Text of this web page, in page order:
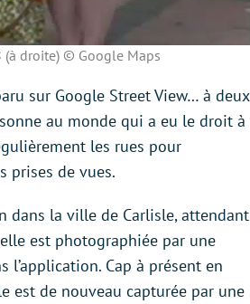
(à droite) © Google Maps
sur Google Street View… à deux
au monde qui a eu le droit à
les rues pour
prises de vues.
dans la ville de Carlisle, attendant
est photographiée par une
l’application. Cap à présent en
est de nouveau capturée par une